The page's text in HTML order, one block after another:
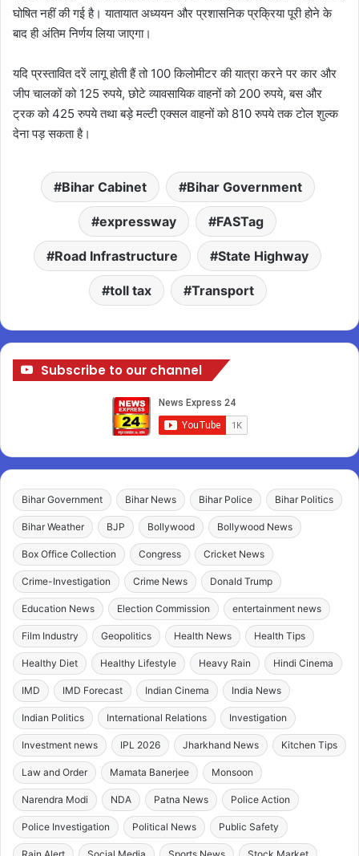
घोषित नहीं की गई है। यातायात अध्ययन और प्रशासनिक प्रक्रिया पूरी होने के
बाद ही अंतिम निर्णय लिया जाएगा।
यदि प्रस्तावित दरें लागू होती हैं तो 100 किलोमीटर की यात्रा करने पर कार और
जीप चालकों को 125 रुपये, छोटे व्यावसायिक वाहनों को 200 रुपये, बस और
ट्रक को 425 रुपये तथा बड़े मल्टी एक्सल वाहनों को 810 रुपये तक टोल शुल्क
देना पड़ सकता है।
Bihar Cabinet Bihar Government
expressway FASTag
Road Infrastructure State Highway
toll tax Transport
Subscribe to our channel
Bihar Government Bihar News Bihar Police Bihar Politics
Bihar Weather BJP Bollywood Bollywood News
Box Office Collection Congress Cricket News
Crime-Investigation Crime News Donald Trump
Education News Election Commission entertainment news
Film Industry Geopolitics Health News Health Tips
Healthy Diet Healthy Lifestyle Heavy Rain Hindi Cinema
IMD IMD Forecast Indian Cinema India News
Indian Politics International Relations Investigation
Investment news IPL 2026 Jharkhand News Kitchen Tips
Law and Order Mamata Banerjee Monsoon
Narendra Modi NDA Patna News Police Action
Police Investigation Political News Public Safety
Rain Alert Social Media Sports News Stock Market